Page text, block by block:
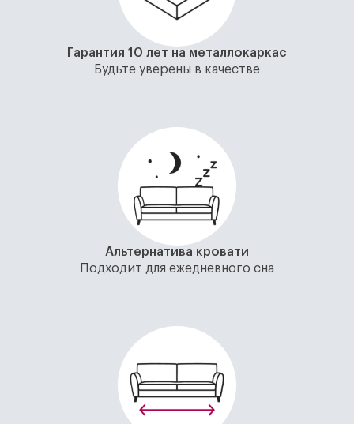
Гарантия 10 лет на металлокаркас
Будьте уверены в качестве
Альтернатива кровати
Подходит для ежедневного сна